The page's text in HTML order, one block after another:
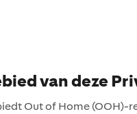
van deze
Out of Home